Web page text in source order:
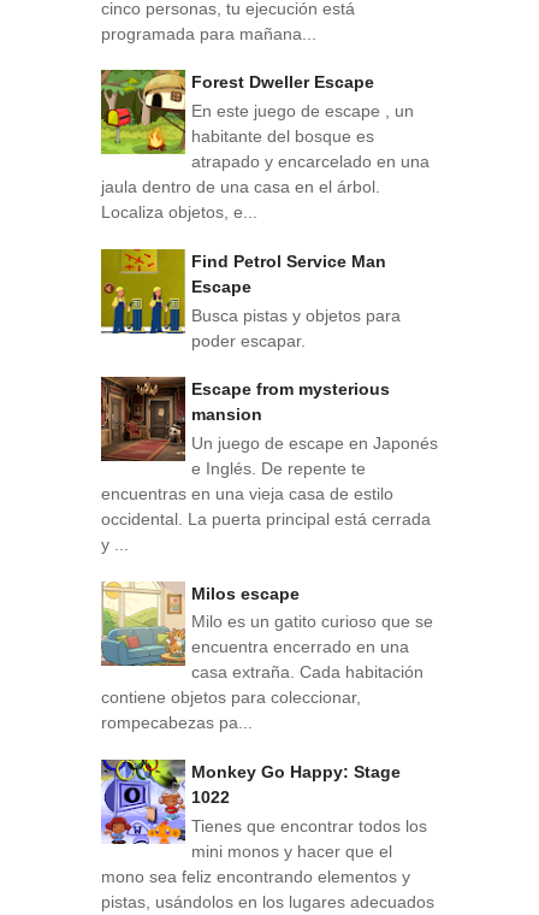
cinco personas, tu ejecución está
programada para mañana...
Forest Dweller Escape
En este juego de escape , un
habitante del bosque es
atrapado y encarcelado en una
jaula dentro de una casa en el árbol.
Localiza objetos, e...
Find Petrol Service Man
Escape
Busca pistas y objetos para
poder escapar.
Escape from mysterious
mansion
Un juego de escape en Japonés
e Inglés. De repente te
encuentras en una vieja casa de estilo
occidental. La puerta principal está cerrada
y ...
Milos escape
Milo es un gatito curioso que se
encuentra encerrado en una
casa extraña. Cada habitación
contiene objetos para coleccionar,
rompecabezas pa...
Monkey Go Happy: Stage
1022
Tienes que encontrar todos los
mini monos y hacer que el
mono sea feliz encontrando elementos y
pistas, usándolos en los lugares adecuados